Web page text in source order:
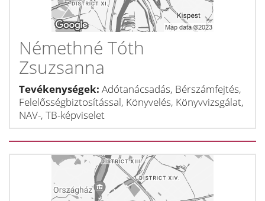
Némethné Tóth
Zsuzsanna
Tevékenységek: Adótanácsadás, Bérszámfejtés,
Felelősségbiztosítással, Könyvelés, Könyvvizsgálat,
NAV-, TB-képviselet